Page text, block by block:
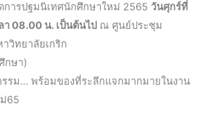
รปฐมนิเทศนักศึกษาใหม่ 2565 วันศุกร์ที่
า 08.00 น. เป็นต้นไป ณ ศูนย์ประชุม
วิทยาลัยเกริก
กษา)
รรม… พร้อมของที่ระลึกแจกมากมายในงาน
65